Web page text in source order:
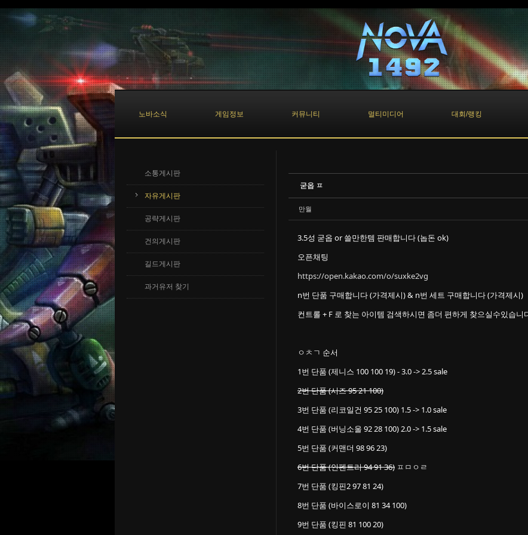
노바소식 게임정보 커뮤니티 멀티미디어 대회/랭킹
소통게시판
자유게시판
공략게시판
건의게시판
길드게시판
과거유저 찾기
굳옵 ㅍ
만월
3.5성 굳옵 or 쓸만한템 판매합니다 (놉돈 ok)
오픈채팅
https://open.kakao.com/o/suxke2vg
n번 단품 구매합니다 (가격제시) & n번 세트 구매합니다 (가격제시)
컨트롤 + F 로 찾는 아이템 검색하시면 좀더 편하게 찾으실수있습니
ㅇㅊㄱ 순서
1번 단품 (제니스 100 100 19) - 3.0 -> 2.5 sale
2번 단품 (시즈 95 21 100)
3번 단품 (리코일건 95 25 100) 1.5 -> 1.0 sale
4번 단품 (버닝소울 92 28 100) 2.0 -> 1.5 sale
5번 단품 (커맨더 98 96 23)
6번 단품 (인펜트리 94 91 36) ㅍㅁㅇㄹ
7번 단품 (킹핀2 97 81 24)
8번 단품 (바이스로이 81 34 100)
9번 단품 (킹핀 81 100 20)
Sketchbook5, 스케치북5
Sketchbook5, 스케치북5